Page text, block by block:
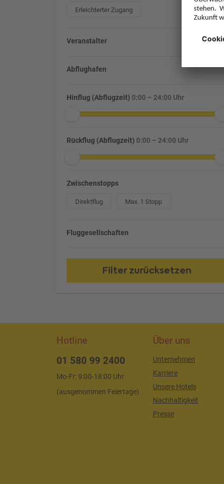
Erleichterter Zugang
Veranstalter
Abflughafen
Hinflug (Abflugzeit) 0:00 – 24:00 Uhr
Rückflug (Abflugzeit) 0:00 – 24:00 Uhr
Zwischenstopps
Direktflug Max. 1 Stopp
Fluggesellschaften
Filter zurücksetzen
Hotline
01 580 99 2400
Mo-Fr: 9:00-18:00 Uhr
(ausgenommen Feiertage)
Über uns
Unternehmen
Karriere
Unsere Hotels
Nachhaltigkeit
Presse